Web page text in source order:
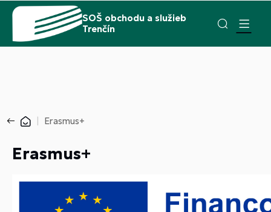
SOŠ obchodu a služieb
Trenčín
Erasmus+
Erasmus+